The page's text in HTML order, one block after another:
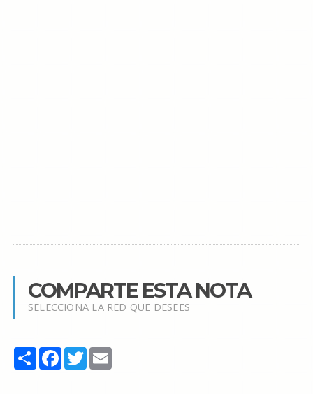
COMPARTE ESTA NOTA
SELECCIONA LA RED QUE DESEES
Share Facebook
TwitterEmail